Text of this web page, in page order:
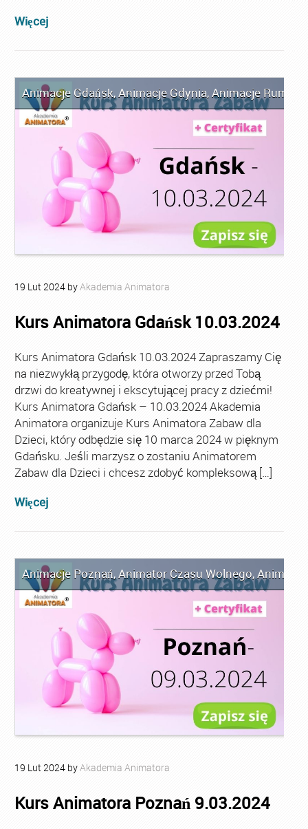
Więcej
Animacje Gdańsk,Animacje Gdynia,Animacje Rumia
19 Lut 2024 by Akademia Animatora
Kurs Animatora Gdańsk 10.03.2024
Kurs Animatora Gdańsk 10.03.2024 Zapraszamy Cię
na niezwykłą przygodę, która otworzy przed Tobą
drzwi do kreatywnej i ekscytującej pracy z dziećmi!
Kurs Animatora Gdańsk – 10.03.2024 Akademia
Animatora organizuje Kurs Animatora Zabaw dla
Dzieci, który odbędzie się 10 marca 2024 w pięknym
Gdańsku. Jeśli marzysz o zostaniu Animatorem
Zabaw dla Dzieci i chcesz zdobyć kompleksową […]
Więcej
Animacje Poznań,Animator Czasu Wolnego,
19 Lut2024 byAkademia Animatora
Kurs Animatora Poznań 9.03.2024